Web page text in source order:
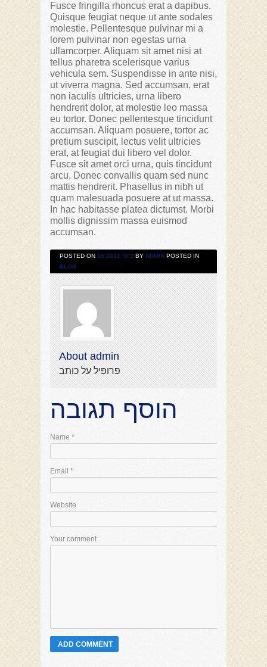
Fusce fringilla rhoncus erat a dapibus.
Quisque feugiat neque ut ante sodales
molestie. Pellentesque pulvinar mi a
lorem pulvinar non egestas urna
ullamcorper. Aliquam sit amet nisi at
tellus pharetra scelerisque varius
vehicula sem. Suspendisse in ante nisi,
ut viverra magna. Sed accumsan, erat
non iaculis ultricies, urna libero
hendrerit dolor, at molestie leo massa
eu tortor. Donec pellentesque tincidunt
accumsan. Aliquam posuere, tortor ac
pretium suscipit, lectus velit ultricies
erat, at feugiat dui libero vel dolor.
Fusce sit amet orci urna, quis tincidunt
arcu. Donec convallis quam sed nunc
mattis hendrerit. Phasellus in nibh ut
quam malesuada posuere at ut massa.
In hac habitasse platea dictumst. Morbi
mollis dignissim massa euismod
accumsan.
POSTED ON 15 ביוני 2011 BY ADMIN POSTED IN
BLOG
About admin
פרופיל על כותב
הוסף תגובה
Name *
Email *
Website
Your comment